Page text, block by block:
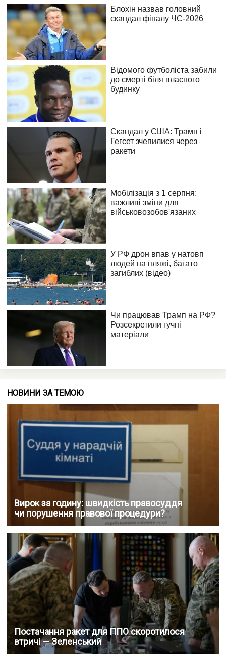
НОВИНИ ЗА ТЕМОЮ
Вирок за годину: швидкість правосуддя
чи порушення правової процедури?
Постачання ракет для ППО скоротилося
втричі — Зеленський